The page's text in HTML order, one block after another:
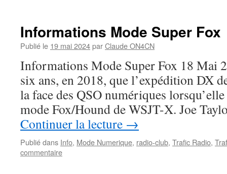
Informations Mode Super Fox
Publié le 19 mai 2024parClaude ON4CN
Informations Mode Super Fox 18 Mai
six ans, en 2018, que l’expédition DX
la face des QSO numériques
mode Fox/Hound de WSJT-X. Joe
Continuer la lecture →
Publié dans Info, Mode Numerique, radio-club, Trafic Radio,
commentaire